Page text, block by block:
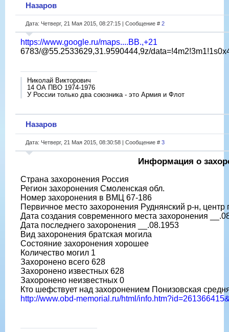
Назаров
Дата: Четверг, 21 Мая 2015, 08:27:15 | Сообщение # 2
https://www.google.ru/maps....BB.,+21
6783/@55.2533629,31.9590444,9z/
Николай Викторович
14 ОА ПВО 1974-1976
У России только два союзника - это Армия и Флот
Назаров
Дата: Четверг, 21 Мая 2015, 08:30:58 | Сообщение # 3
Информация о
Страна захоронения Россия
Регион захоронения Смоленская обл.
Номер захоронения в ВМЦ 67-186
Первичное место захоронения Руднянский р-н, центр
Дата создания современного места захоронения
Дата последнего захоронения __.08.1953
Вид захоронения братская могила
Состояние захоронения хорошее
Количество могил 1
Захоронено всего 628
Захоронено известных 628
Захоронено неизвестных 0
Кто шефствует над захоронением Понизовская
http://www.obd-memorial.ru/html/